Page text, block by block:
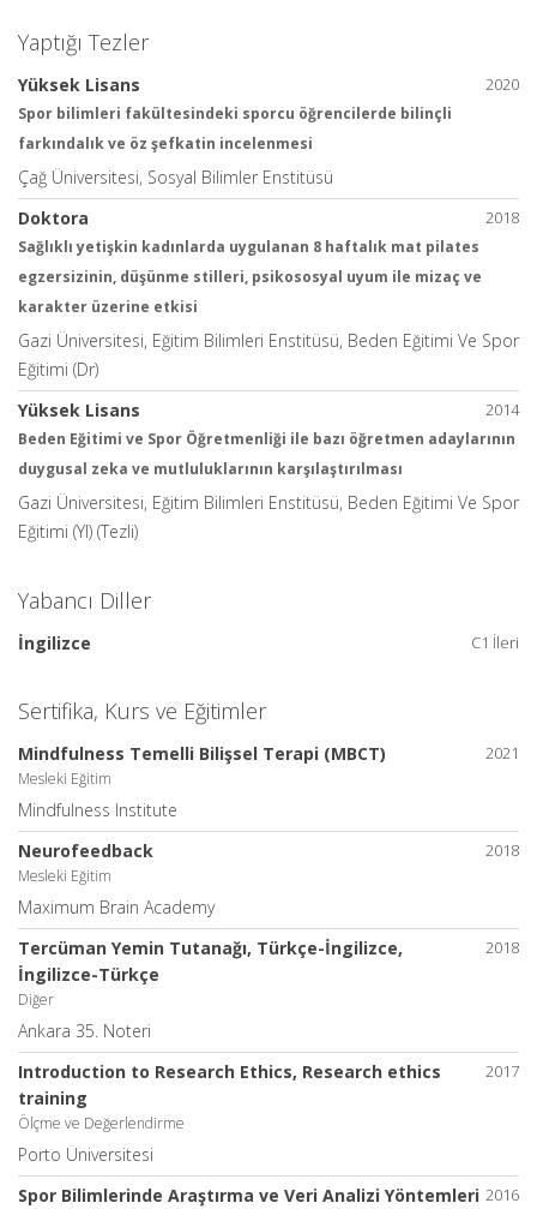
Yaptığı Tezler
2020
Yüksek Lisans
Spor bilimleri fakültesindeki sporcu öğrencilerde bilinçli
farkındalık ve öz şefkatin incelenmesi
Çağ Üniversitesi, Sosyal Bilimler Enstitüsü
2018
Doktora
Sağlıklı yetişkin kadınlarda uygulanan 8 haftalık mat pilates
egzersizinin, düşünme stilleri, psikososyal uyum ile mizaç ve
karakter üzerine etkisi
Gazi Üniversitesi, Eğitim Bilimleri Enstitüsü, Beden Eğitimi Ve Spor
Eğitimi (Dr)
2014
Yüksek Lisans
Beden Eğitimi ve Spor Öğretmenliği ile bazı öğretmen adaylarının
duygusal zeka ve mutluluklarının karşılaştırılması
Gazi Üniversitesi, Eğitim Bilimleri Enstitüsü, Beden Eğitimi Ve Spor
Eğitimi (Yl) (Tezli)
Yabancı Diller
C1 İleri
İngilizce
Sertifika, Kurs ve Eğitimler
2021
Mindfulness Temelli Bilişsel Terapi (MBCT)
Mesleki Eğitim
Mindfulness Institute
2018
Neurofeedback
Mesleki Eğitim
Maximum Brain Academy
2018
Tercüman Yemin Tutanağı, Türkçe-İngilizce,
İngilizce-Türkçe
Diğer
Ankara 35. Noteri
2017
Introduction to Research Ethics, Research ethics
training
Ölçme ve Değerlendirme
Porto Üniversitesi
2016
Spor Bilimlerinde Araştırma ve Veri Analizi Yöntemleri